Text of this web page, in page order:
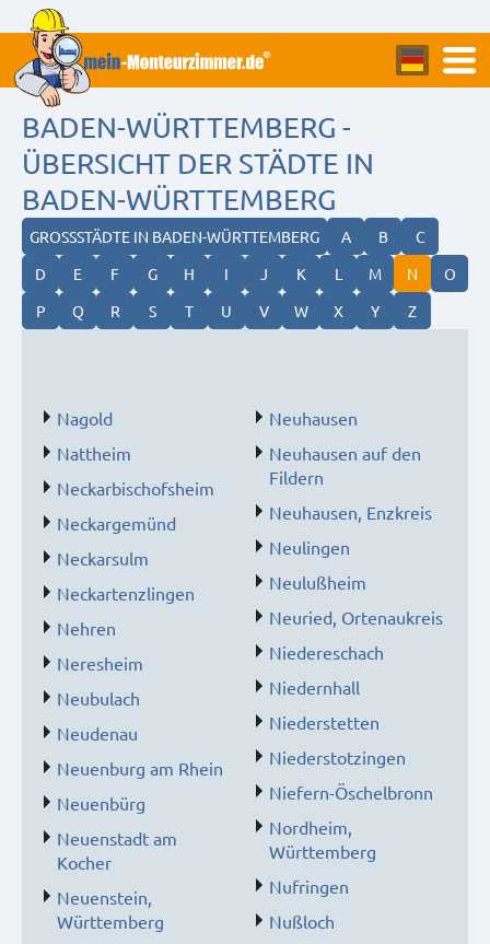
BADEN-WÜRTTEMBERG -
ÜBERSICHT DER STÄDTE IN
BADEN-WÜRTTEMBERG
GROSSSTÄDTE IN BADEN-WÜRTTEMBERG A B
C
D
E F G H I J K L M N
O
P
Q R S T U V W X Y Z
Nagold
Nattheim
Neckarbischofsheim
Neckargemünd
Neckarsulm
Neckartenzlingen
Nehren
Neresheim
Neubulach
Neudenau
Neuenburg am Rhein
Neuenbürg
Neuenstadt am
Kocher
Neuenstein,
Württemberg
Neuhausen
Neuhausen auf den
Fildern
Neuhausen, Enzkreis
Neulingen
Neulußheim
Neuried, Ortenaukreis
Niedereschach
Niedernhall
Niederstetten
Niederstotzingen
Niefern-Öschelbronn
Nordheim,
Württemberg
Nufringen
Nußloch